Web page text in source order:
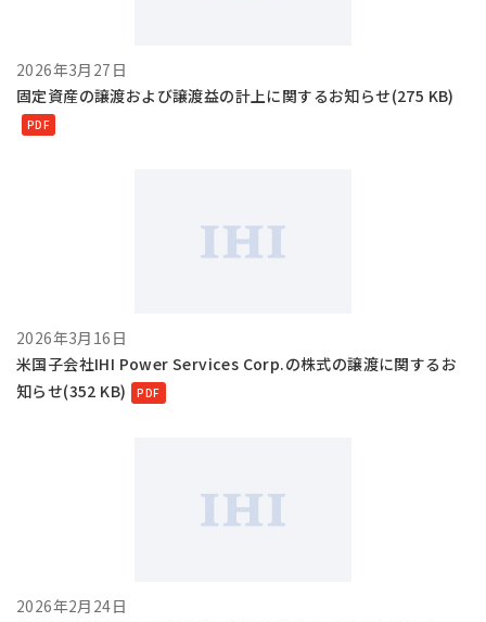
海外事務所
2026年3月27日
固定資産の譲渡および譲渡益の計上に関するお知らせ(275 KB)
2026年3月16日
米国子会社IHI Power Services Corp.の株式の譲渡に関するお
知らせ(352 KB)
2026年2月24日